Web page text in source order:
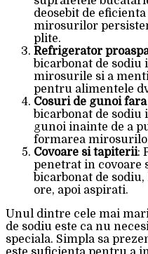
deosebit de
mirosurilor
plite.
Refrigerator
bicarbonat de
mirosurile si a
pentru alimentele
Cosuri de gunoi
bicarbonat de sodiu
gunoi inainte de a
formarea
Covoare si tapiterii:
penetrat in covoare
bicarbonat de
ore, apoi aspirati.
Unul dintre cele mai
de sodiu este ca nu
speciala. Simpla sa